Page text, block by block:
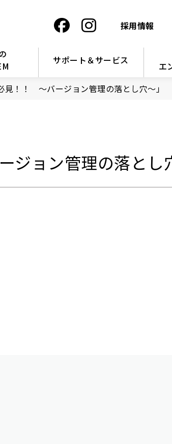
採用情報
サポート＆サービス
エ
見！！ ～バージョン管理の落とし穴～」
ョン管理の落とし